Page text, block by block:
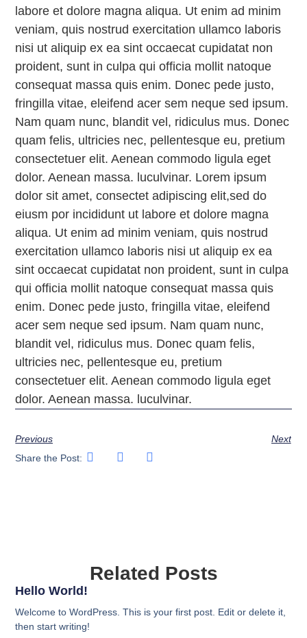
labore et dolore magna aliqua. Ut enim ad minim
veniam, quis nostrud exercitation ullamco laboris
nisi ut aliquip ex ea sint occaecat cupidatat non
proident, sunt in culpa qui officia mollit natoque
consequat massa quis enim. Donec pede justo,
fringilla vitae, eleifend acer sem neque sed ipsum.
Nam quam nunc, blandit vel, ridiculus mus. Donec
quam felis, ultricies nec, pellentesque eu, pretium
consectetuer elit. Aenean commodo ligula eget
dolor. Aenean massa. luculvinar. Lorem ipsum
dolor sit amet, consectet adipiscing elit,sed do
eiusm por incididunt ut labore et dolore magna
aliqua. Ut enim ad minim veniam, quis nostrud
exercitation ullamco laboris nisi ut aliquip ex ea
sint occaecat cupidatat non proident, sunt in culpa
qui officia mollit natoque consequat massa quis
enim. Donec pede justo, fringilla vitae, eleifend
acer sem neque sed ipsum. Nam quam nunc,
blandit vel, ridiculus mus. Donec quam felis,
ultricies nec, pellentesque eu, pretium
consectetuer elit. Aenean commodo ligula eget
dolor. Aenean massa. luculvinar.
Previous
Next
Share the Post:
Related Posts
Hello World!
Welcome to WordPress. This is your first post. Edit or delete it,
then start writing!